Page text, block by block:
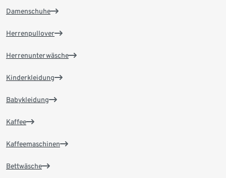
Damenschuhe
Herrenpullover
Herrenunterwäsche
Kinderkleidung
Babykleidung
Kaffee
Kaffeemaschinen
Bettwäsche